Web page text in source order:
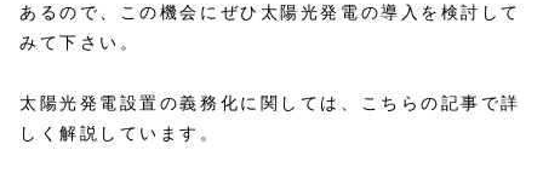
あるので、この機会にぜひ太陽光発電の導入を検討して
みて下さい。
太陽光発電設置の義務化に関しては、こちらの記事で詳
しく解説しています。